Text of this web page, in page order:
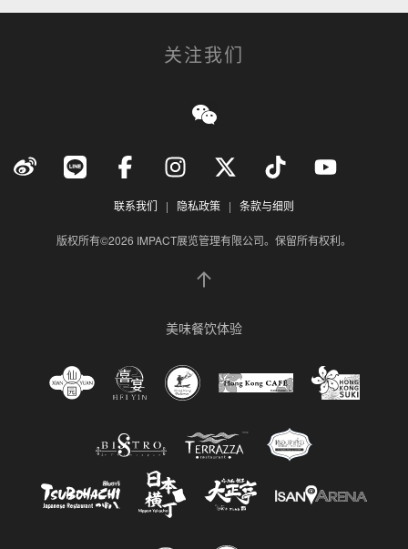
关注我们
联系我们 | 隐私政策 | 条款与细则
版权所有©2026 IMPACT展览管理有限公司。保留所有权利。
高端餐饮精选
美味餐饮体验